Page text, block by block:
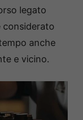
legato
considerato
anche
e vicino.